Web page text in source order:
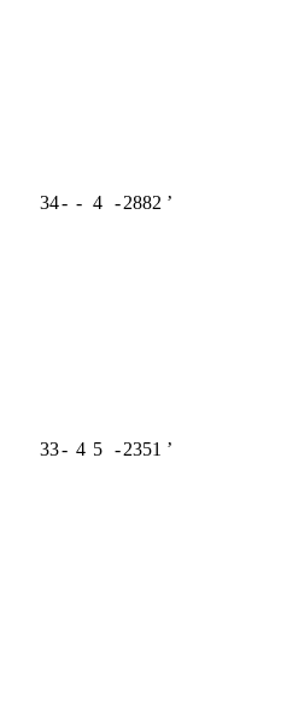
34- - 4 -2882 ʼ
33- 4 5 -2351 ʼ